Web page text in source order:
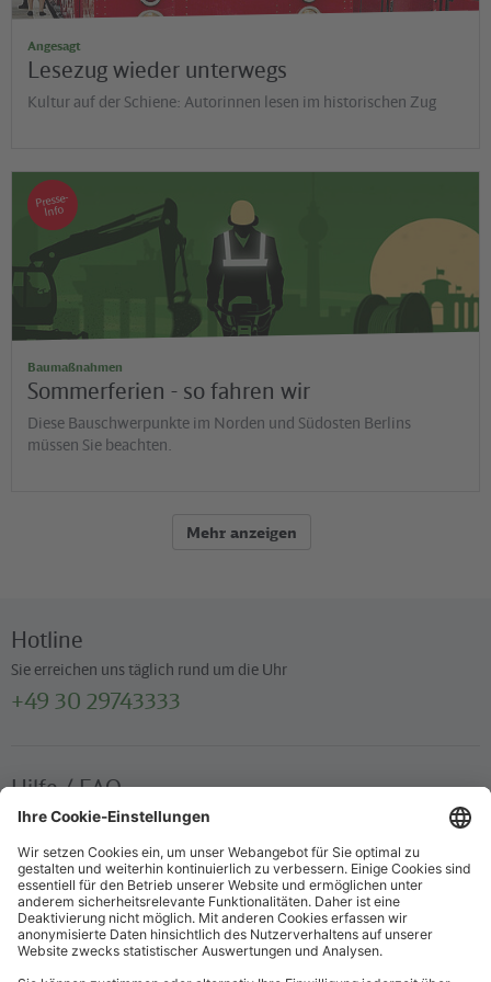
Angesagt
Lesezug wieder unterwegs
Kultur auf der Schiene: Autorinnen lesen im historischen Zug
Baumaßnahmen
Sommerferien - so fahren wir
Diese Bauschwerpunkte im Norden und Südosten Berlins
müssen Sie beachten.
Presse-
Info
Mehr anzeigen
Hotline
Sie erreichen uns täglich rund um die Uhr
+49 30 29743333
Hilfe / FAQ
Die wichtigsten Antworten und Hilfestellungen für unterwegs
Verkaufsstellen
Ticketverkauf und persönliche Beratung